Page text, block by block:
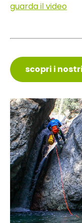
guarda il video
scopri i